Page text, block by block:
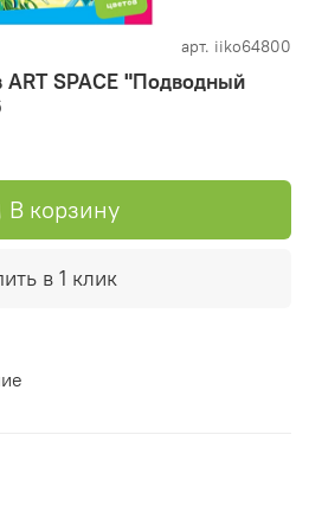
арт. iiko64800
ART SPACE "Подводный
В корзину
в 1 клик